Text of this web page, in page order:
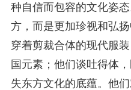
种自信而包容的文化姿
方，而是更加珍视和弘
穿着剪裁合体的现代服
国元素；他们谈吐得体
失东方文化的底蕴。他